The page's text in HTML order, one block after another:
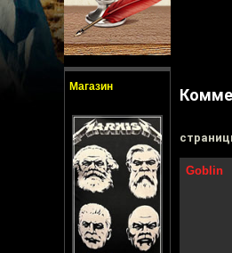
Магазин
Goblin